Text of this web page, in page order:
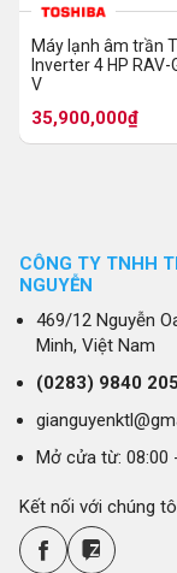
Máy lạnh âm trần
Inverter 4 HP RAV-
V
35,900,000₫
CÔNG TY TNHH
NGUYỄN
469/12 Nguyễn
Minh, Việt Nam
(0283) 9840 205
Mở cửa từ: 08:00
Kết nối với chúng